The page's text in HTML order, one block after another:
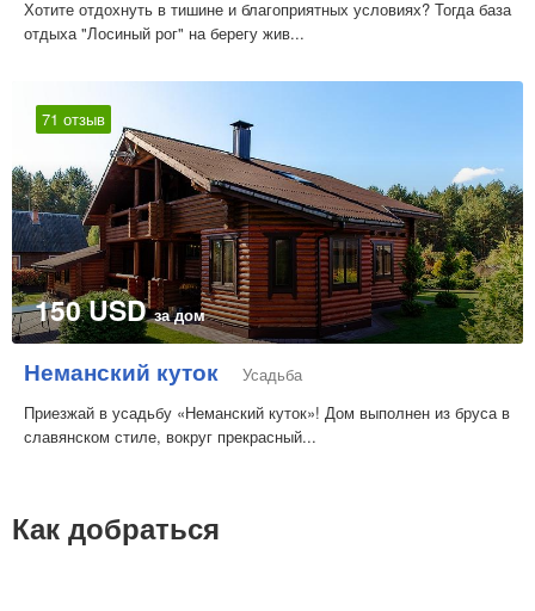
Хотите отдохнуть в тишине и благоприятных условиях? Тогда база
отдыха "Лосиный рог" на берегу жив...
71 отзыв
150 USDза дом
Неманский куток
Усадьба
Приезжай в усадьбу «Неманский куток»! Дом выполнен из бруса в
славянском стиле, вокруг прекрасный...
Как добраться